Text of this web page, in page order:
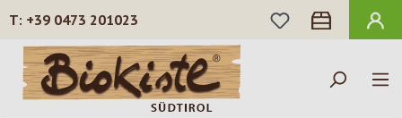
Zum Hauptinhalt springen
+39 0473 201023
DU HAST 0